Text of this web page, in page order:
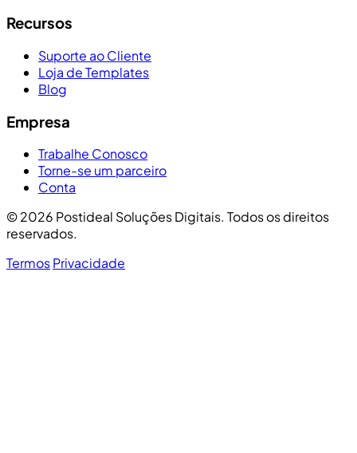
Recursos
Suporte ao Cliente
Loja de Templates
Blog
Empresa
Trabalhe Conosco
Torne-se um parceiro
Conta
© 2026 Postideal Soluções Digitais. Todos os direitos
reservados.
TermosPrivacidade